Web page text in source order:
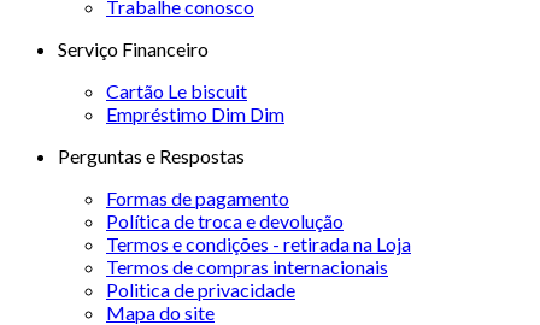
Trabalhe conosco
Serviço Financeiro
Cartão Le biscuit
Empréstimo Dim Dim
Perguntas e Respostas
Formas de pagamento
Política de troca e devolução
Termos e condições - retirada na Loja
Termos de compras internacionais
Politica de privacidade
Mapa do site